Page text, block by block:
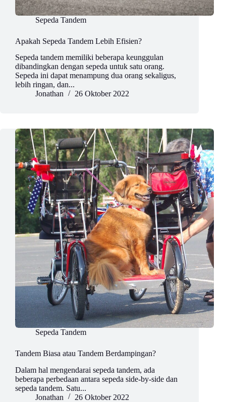
Sepeda Tandem
Apakah Sepeda Tandem Lebih Efisien?
Sepeda tandem memiliki beberapa keunggulan
dibandingkan dengan sepeda untuk satu orang.
Sepeda ini dapat menampung dua orang sekaligus,
lebih ringan, dan...
Jonathan
26 Oktober 2022
Sepeda Tandem
Tandem Biasa atau Tandem Berdampingan?
Dalam hal mengendarai sepeda tandem, ada
beberapa perbedaan antara sepeda side-by-side dan
sepeda tandem. Satu...
Jonathan
26 Oktober 2022